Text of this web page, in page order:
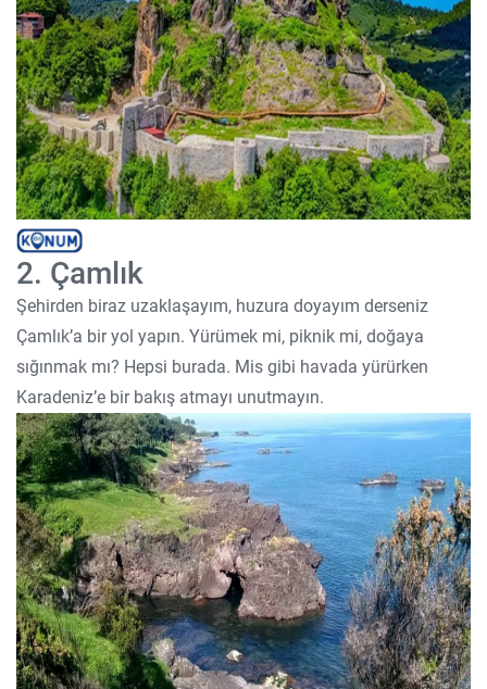
2. Çamlık
Şehirden biraz uzaklaşayım, huzura doyayım derseniz
Çamlık’a bir yol yapın. Yürümek mi, piknik mi, doğaya
sığınmak mı? Hepsi burada. Mis gibi havada yürürken
Karadeniz’e bir bakış atmayı unutmayın.